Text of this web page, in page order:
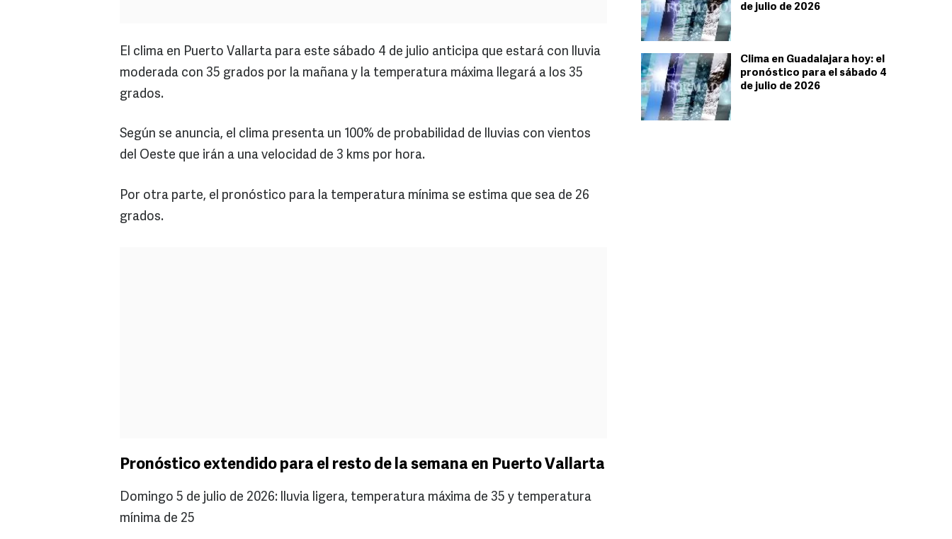
de julio de 2026
Clima en Guadalajara hoy: el
pronóstico para el sábado 4
de julio de 2026
El clima en Puerto Vallarta para este sábado 4 de julio anticipa que estará con lluvia
moderada con 35 grados por la mañana y la temperatura máxima llegará a los 35
grados.
Según se anuncia, el clima presenta un 100% de probabilidad de lluvias con vientos
del Oeste que irán a una velocidad de 3 kms por hora.
Por otra parte, el pronóstico para la temperatura mínima se estima que sea de 26
grados.
Pronóstico extendido para el resto de la semana en Puerto Vallarta
Domingo 5 de julio de 2026: lluvia ligera, temperatura máxima de 35 y temperatura
mínima de 25